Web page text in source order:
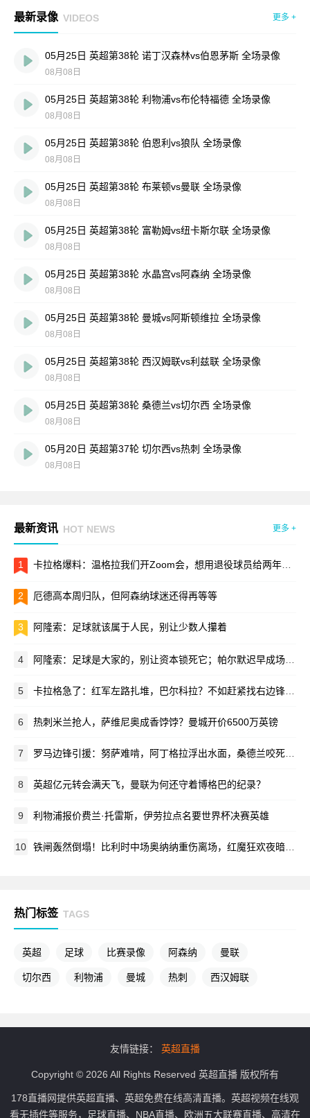
最新录像 VIDEOS 更多 +
05月25日 英超第38轮 诺丁汉森林vs伯恩茅斯 全场录像
08月08日
05月25日 英超第38轮 利物浦vs布伦特福德 全场录像
08月08日
05月25日 英超第38轮 伯恩利vs狼队 全场录像
08月08日
05月25日 英超第38轮 布莱顿vs曼联 全场录像
08月08日
05月25日 英超第38轮 富勒姆vs纽卡斯尔联 全场录像
08月08日
05月25日 英超第38轮 水晶宫vs阿森纳 全场录像
08月08日
05月25日 英超第38轮 曼城vs阿斯顿维拉 全场录像
08月08日
05月25日 英超第38轮 西汉姆联vs利兹联 全场录像
08月08日
05月25日 英超第38轮 桑德兰vs切尔西 全场录像
08月08日
05月20日 英超第37轮 切尔西vs热刺 全场录像
08月08日
最新资讯 HOT NEWS 更多 +
1 卡拉格爆料：温格拉我们开Zoom会，想用退役球员给两年一届世界杯站台
2 厄德高本周归队，但阿森纳球迷还得再等等
3 阿隆索：足球就该属于人民，别让少数人攥着
4 阿隆索：足球是大家的，别让资本锁死它；帕尔默迟早成场上领袖
5 卡拉格急了：红军左路扎堆，巴尔科拉？不如赶紧找右边锋接班萨拉赫！
6 热刺米兰抢人，萨维尼奥成香饽饽？曼城开价6500万英镑
7 罗马边锋引援：努萨难啃，阿丁格拉浮出水面，桑德兰咬死3500万
8 英超亿元转会满天飞，曼联为何还守着博格巴的纪录？
9 利物浦报价费兰·托雷斯，伊劳拉点名要世界杯决赛英雄
10 铁闸轰然倒塌！比利时中场奥纳纳重伤离场，红魔狂欢夜暗藏悲情
热门标签 TAGS
英超 足球 比赛录像 阿森纳 曼联
切尔西 利物浦 曼城 热刺 西汉姆联
友情链接： 英超直播
Copyright © 2026 All Rights Reserved 英超直播 版权所有
178直播网提供英超直播、英超免费在线高清直播。英超视频在线观
看无插件等服务，足球直播、NBA直播、欧洲五大联赛直播、高清在